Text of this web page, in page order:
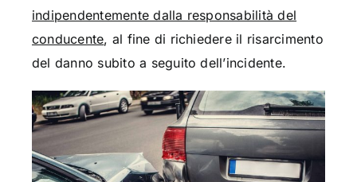
indipendentemente dalla responsabilità del
conducente, al fine di richiedere il risarcimento
del danno subito a seguito dell’incidente.